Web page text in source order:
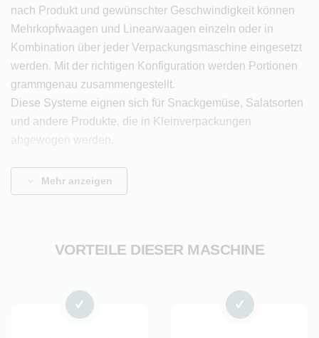
nach Produkt und gewünschter Geschwindigkeit können
Mehrkopfwaagen und Linearwaagen einzeln oder in
Kombination über jeder Verpackungsmaschine eingesetzt
werden. Mit der richtigen Konfiguration werden Portionen
grammgenau zusammengestellt.
Diese Systeme eignen sich für Snackgemüse, Salatsorten
und andere Produkte, die in Kleinverpackungen
abgewogen werden.
Die Vorteile
Genauigkeit
Flexibler Aufbau, z. B. Anzahl der Wiegevorrichtungen
nach Wunsch
Mehr anzeigen
VORTEILE DIESER MASCHINE